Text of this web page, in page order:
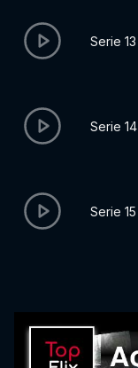
Serie 13
Serie 14
Serie 15